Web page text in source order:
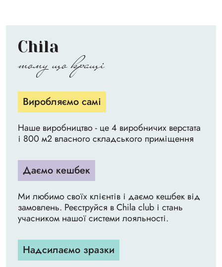
Chila
тому що кращі
Виробляємо самі
Наше виробництво - це 4 виробничих верстата
і 800 м2 власного складського приміщення
Даємо кешбек
Ми любимо своїх клієнтів і даємо кешбек від
замовлень. Реєструйся в Chila club і стань
учасником нашої системи лояльності.
Надсилаємо зразки